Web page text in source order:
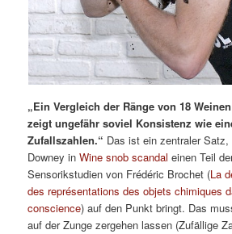
„Ein Vergleich der Ränge von 18
zeigt ungefähr soviel Konsistenz wie
Zufallszahlen.“ Das ist ein zentraler
Downey inWine snob scandal einen Teil
Sensorikstudien von Frédéric Brochet (La
des représentations des objets chimiques
conscience) auf den Punkt bringt. Das
auf der Zunge zergehen lassen (Zufällige